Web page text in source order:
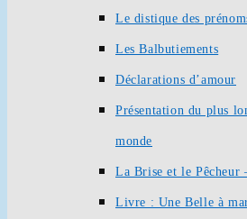
Le distique des
Les Balbutiements
Déclarations d’amour
Présentation du plus
monde
La Brise et le Pêcheur
Livre : Une Belle à